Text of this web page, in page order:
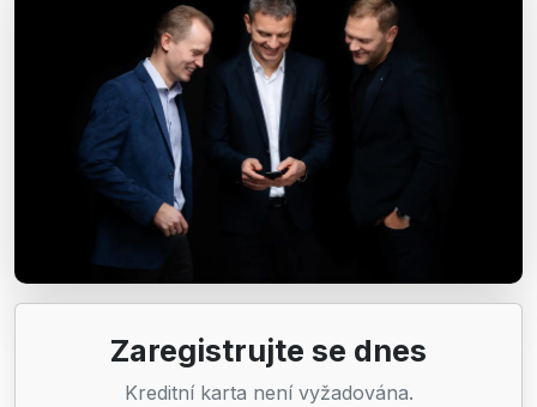
Zaregistrujte se dnes
Kreditní karta není vyžadována.